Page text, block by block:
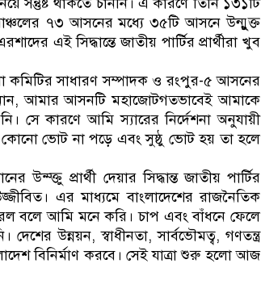
৭৩ আসনের মধ্যে ৩৫টি আসনে উন্মুুক্ত
এই সিদ্ধান্তে জাতীয় পার্টির প্রার্থীরা খুব
কমিটির সাধারণ সম্পাদক ও রংপুর-৫ আসনের
আমার আসনটি মহাজোটগতভাবেই আমাকে
সে কারণে আমি স্যারের নির্দেশনা অনুযায়ী
কোনো ভোট না পড়ে এবং সুষ্ঠু ভোট হয় তা হলে
উন্ম্ক্তু প্রার্থী দেয়ার সিদ্ধান্ত জাতীয় পার্টির
এর মাধ্যমে বাংলাদেশের রাজনৈতিক
বলে আমি মনে করি। চাপ এবং বাঁধনে ফেলে
উন্নয়ন, স্বাধীনতা, সার্বভৌমত্ব, গণতন্ত্র
বিনির্মাণ করবে। সেই যাত্রা শুরু হলো আজ